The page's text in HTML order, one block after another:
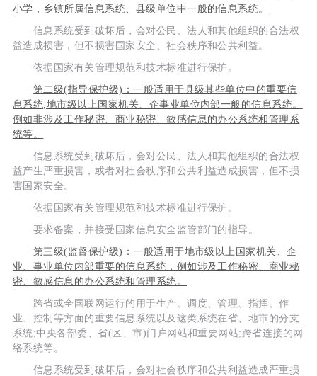
小学，乡镇所属信息系统、县级单位中一般的信息系统。
信息系统受到破坏后，会对公民、法人和其他组织的合法权
益造成损害，但不损害国家安全、社会秩序和公共利益。
依据国家有关管理规范和技术标准进行保护。
第二级(指导保护级)：一般适用于县级其些单位中的重要信
息系统;地市级以上国家机关、企事业单位内部一般的信息系统。
例如非涉及工作秘密、商业秘密、敏感信息的办公系统和管理系
统等。
信息系统受到破坏后，会对公民、法人和其他组织的合法权
益产生严重损害，或者对社会秩序和公共利益造成损害，但不损
害国家安全。
依据国家有关管理规范和技术标准进行保护。
要求备案，并接受国家信息安全监管部门的指导。
第三级(监督保护级)：一般适用于地市级以上国家机关、企
业、事业单位内部重要的信息系统，例如涉及工作秘密、商业秘
密、敏感信息的办公系统和管理系统。
跨省或全国联网运行的用于生产、调度、管理、指挥、作
业、控制等方面的重要信息系统以及这类系统在省、地市的分支
系统;中央各部委、省(区、市)门户网站和重要网站;跨省连接的网
络系统等。
信息系统受到破坏后，会对社会秩序和公共利益造成严重损